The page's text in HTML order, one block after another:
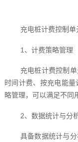
充电桩计费控制单
1、计费策略管理
充电桩计费控制
时间计费、按充电能
略管理，可以满足不同
2、数据统计与分
具备数据统计与